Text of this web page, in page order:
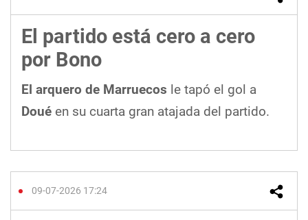
El partido está cero a cero
por Bono
El arquero de Marruecos le tapó el gol a
Doué en su cuarta gran atajada del partido.
09-07-2026 17:24